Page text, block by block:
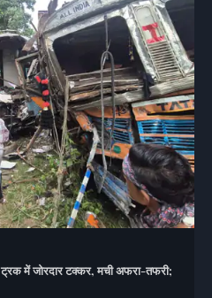
में जोरदार टक्कर, मची अफरा-तफरी;